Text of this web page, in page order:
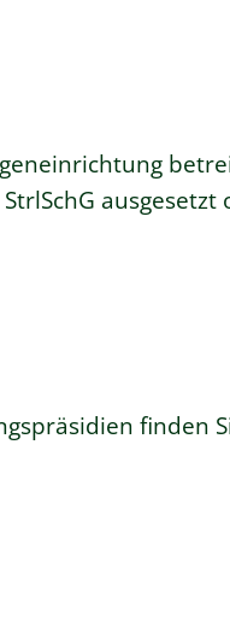
finden